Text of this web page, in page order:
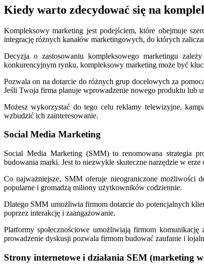
Kiedy warto zdecydować się na
Kompleksowy marketing jest podejściem, które obejmuje
integrację różnych kanałów marketingowych, do których
Decyzja o zastosowaniu kompleksowego marketingu
konkurencyjnym rynku, kompleksowy marketing może być
Pozwala on na dotarcie do różnych grup docelowych za
Jeśli Twoja firma planuje wprowadzenie nowego produktu lub
Możesz wykorzystać do tego celu reklamy telewizyjne,
wzbudzić ich zainteresowanie.
Social Media Marketing
Social Media Marketing (SMM) to renomowana strategia
budowania marki. Jest to niezwykle skuteczne narzędzie w
Co najważniejsze, SMM oferuje nieograniczone możliwości
popularne i gromadzą miliony użytkowników codziennie.
Dlatego SMM umożliwia firmom dotarcie do potencjalnych
poprzez interakcję i zaangażowanie.
Platformy społecznościowe umożliwiają firmom
prowadzenie dyskusji pozwala firmom budować zaufanie i
Strony internetowe i działania SEM (marketing